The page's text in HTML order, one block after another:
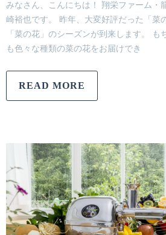
みなさん、こんにちは！ 翔栄ファーム・
崎裕也です。 昨年、大変好評だった「菜
「菜の花」のシーズンが到来します。
も色々な種類の菜の花をお届けでき
READ MORE